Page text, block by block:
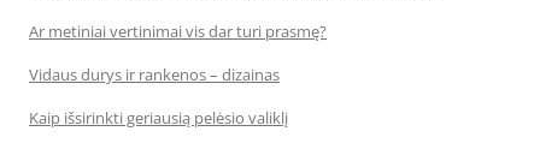
Ar metiniai vertinimai vis dar turi prasmę?
Vidaus durys ir rankenos – dizainas
Kaip išsirinkti geriausią pelėsio valiklį